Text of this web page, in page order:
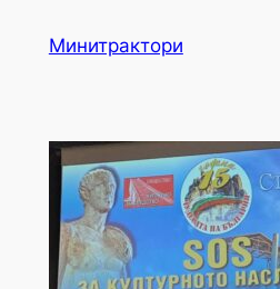
Минитрактори